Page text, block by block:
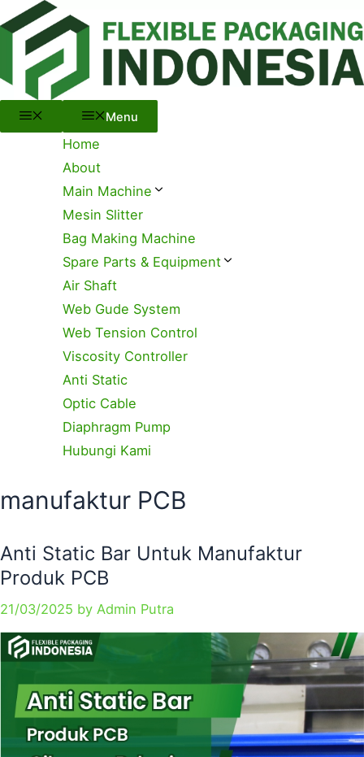
Skip
to
content
Menu
Menu
Home
About
Main Machine
Mesin Slitter
Bag Making Machine
Spare Parts & Equipment
Air Shaft
Web Gude System
Web Tension Control
Viscosity Controller
Anti Static
Optic Cable
Diaphragm Pump
Hubungi Kami
manufaktur PCB
Anti Static Bar Untuk Manufaktur
Produk PCB
21/03/2025 by Admin Putra